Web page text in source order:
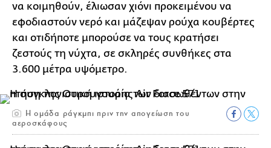
να κοιμηθούν, έλιωσαν χιόνι προκειμένου να
εφοδιαστούν νερό και μάζεψαν ρούχα κουβέρτες
και οτιδήποτε μπορούσε να τους κρατήσει
ζεστούς τη νύχτα, σε σκληρές συνθήκες στα
3.600 μέτρα υψόμετρο.
Η ομάδα ράγκμπι πριν την απογείωση του
αεροσκάφους